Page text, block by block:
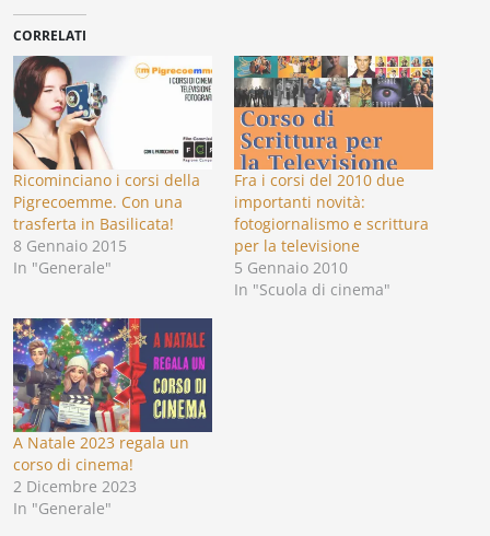
CORRELATI
Ricominciano i corsi della
Pigrecoemme. Con una
trasferta in Basilicata!
8 Gennaio 2015
In "Generale"
Fra i corsi del 2010 due
importanti novità:
fotogiornalismo e scrittura
per la televisione
5 Gennaio 2010
In "Scuola di cinema"
A Natale 2023 regala un
corso di cinema!
2 Dicembre 2023
In "Generale"